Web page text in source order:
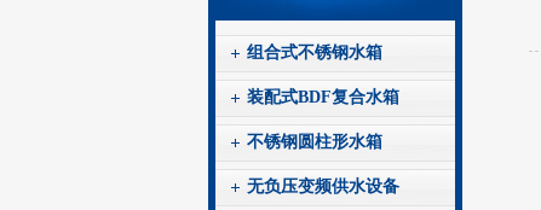
组合式不锈钢水箱
装配式BDF复合水箱
不锈钢圆柱形水箱
无负压变频供水设备